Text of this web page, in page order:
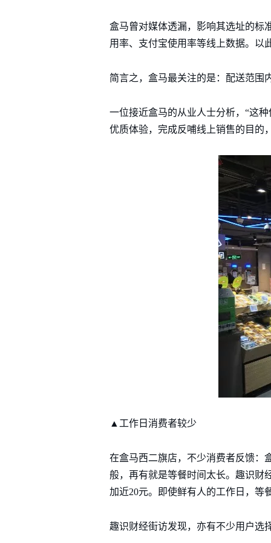
盒马曾对媒体透漏，影响其选址的标
用率、支付宝使用率等线上数据。以
简言之，盒马最关注的是：配送范围
一位接近盒马的从业人士分析，“这
优质体验，完成反哺线上销售的目的
▲工作日消费者较少
在盒马西二旗店，不少消费者反馈：
般，再有就是等餐时间太长。趣识财
加近20元。即使鲜有人的工作日，等
趣识财经街访发现，亦有不少用户选